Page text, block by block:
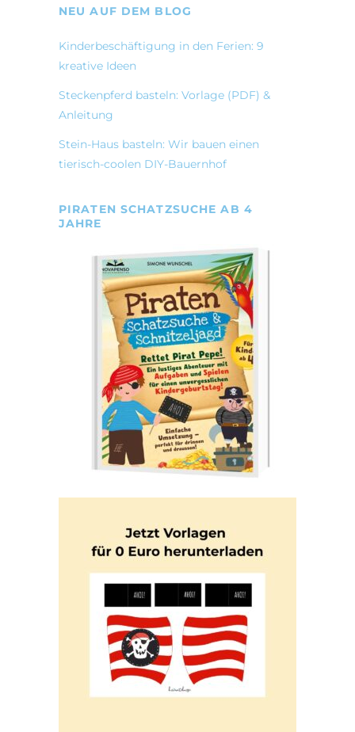
NEU AUF DEM BLOG
Kinderbeschäftigung in den Ferien: 9
kreative Ideen
Steckenpferd basteln: Vorlage (PDF) &
Anleitung
Stein-Haus basteln: Wir bauen einen
tierisch-coolen DIY-Bauernhof
PIRATEN SCHATZSUCHE AB 4
JAHRE